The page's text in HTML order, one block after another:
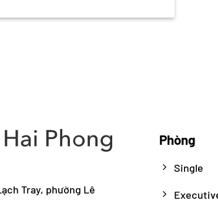
Tray, phường Lê
Phòng
Single